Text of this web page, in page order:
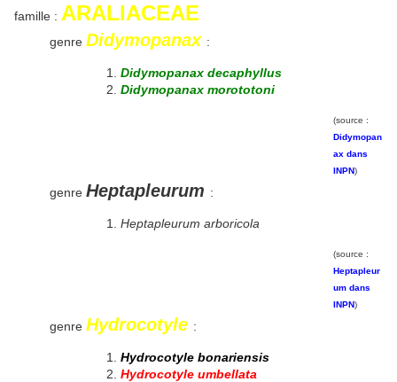
famille : ARALIACEAE
genre Didymopanax :
Didymopanax decaphyllus
Didymopanax morototoni
(source :
Didymopan
ax dans
INPN)
genre Heptapleurum :
Heptapleurum arboricola
(source :
Heptapleur
um dans
INPN)
genre Hydrocotyle :
Hydrocotyle bonariensis
Hydrocotyle umbellata